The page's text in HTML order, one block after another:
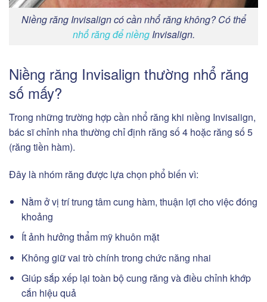
Niềng răng Invisalign có cần nhổ răng không? Có thể
nhổ răng để niềngInvisalign.
Niềng răng Invisalign thường nhổ răng
số mấy?
Trong những trường hợp cần nhổ răng khi niềng Invisalign,
bác sĩ chỉnh nha thường chỉ định răng số 4 hoặc răng số 5
(răng tiền hàm).
Đây là nhóm răng được lựa chọn phổ biến vì:
Nằm ở vị trí trung tâm cung hàm, thuận lợi cho việc đóng
khoảng
Ít ảnh hưởng thẩm mỹ khuôn mặt
Không giữ vai trò chính trong chức năng nhai
Giúp sắp xếp lại toàn bộ cung răng và điều chỉnh khớp
cắn hiệu quả